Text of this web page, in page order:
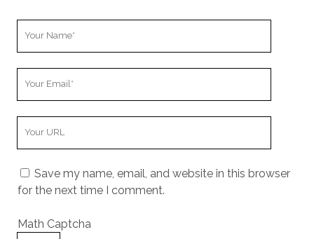
Save my name, email, and website in this browser
for the next time I comment.
Math Captcha